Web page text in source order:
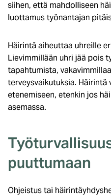
siihen, että mahdolliseen
luottamus työnantajan
Häirintä aiheuttaa uhreille
Lievimmillään uhri jää pois
tapahtumista,
terveysvaikutuksia. Häirintä
etenemiseen, etenkin jos
asemassa.
puuttumaan
Ohjeistus tai